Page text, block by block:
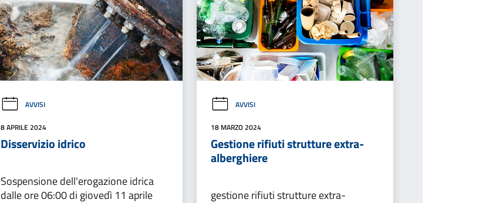
AVVISI
8 APRILE 2024
Disservizio idrico
Sospensione dell'erogazione idrica
dalle ore 06:00 di giovedì 11 aprile
AVVISI
18 MARZO 2024
Gestione rifiuti strutture extra-
alberghiere
gestione rifiuti strutture extra-